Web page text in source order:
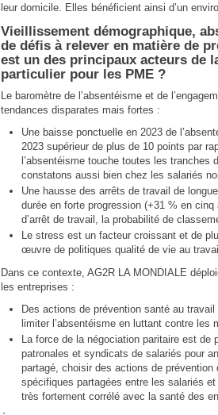
leur domicile. Elles bénéficient ainsi d’un
Vieillissement démographique,
de défis à relever en matière de
est un des principaux acteurs de
particulier pour les PME ?
Le baromètre de l’absentéisme et de
tendances disparates mais fortes :
Une baisse ponctuelle en 2023 de
2023 supérieur de plus de 10 points par
l’absentéisme touche toutes les tranches
constatons aussi bien chez les salariés
Une hausse des arrêts de travail de
durée en forte progression (+31 % en
d’arrêt de travail, la probabilité de
Le stress est un facteur croissant et de
œuvre de politiques qualité de vie au
Dans ce contexte, AG2R LA MONDIALE
les entreprises :
Des actions de prévention santé au
limiter l’absentéisme en luttant contre les
La force de la négociation paritaire est de
patronales et syndicats de salariés pour
partagé, choisir des actions de
spécifiques partagées entre les salariés
très fortement corrélé avec la santé des